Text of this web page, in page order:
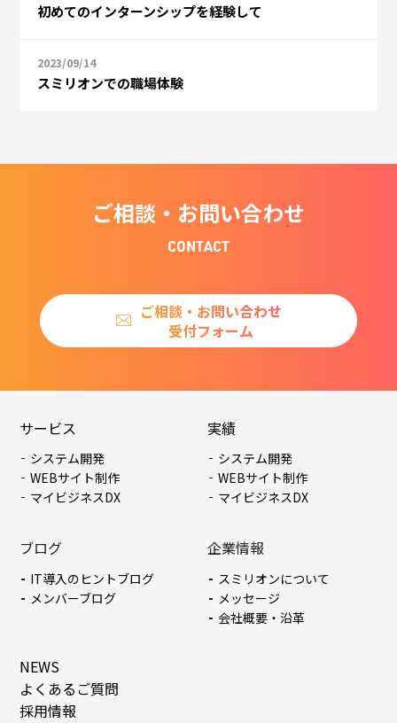
初めてのインターンシップを経験して
2023/09/14
スミリオンでの職場体験
ご相談・お問い合わせ
CONTACT
ご相談・お問い合わせ
受付フォーム
サービス
システム開発
WEBサイト制作
マイビジネスDX
実績
システム開発
WEBサイト制作
マイビジネスDX
ブログ
IT導入のヒントブログ
メンバーブログ
企業情報
スミリオンについて
メッセージ
会社概要・沿革
NEWS
よくあるご質問
採用情報